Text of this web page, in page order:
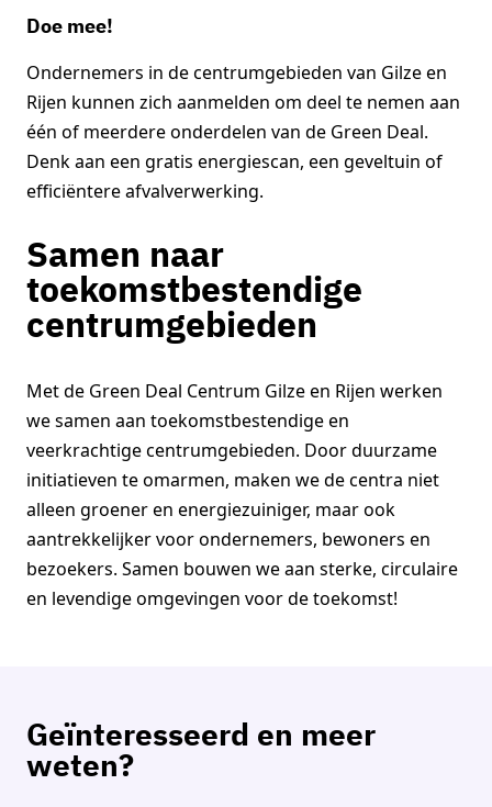
Doe mee!
Ondernemers in de centrumgebieden van Gilze en
Rijen kunnen zich aanmelden om deel te nemen aan
één of meerdere onderdelen van de Green Deal.
Denk aan een gratis energiescan, een geveltuin of
efficiëntere afvalverwerking.
Samen naar
toekomstbestendige
centrumgebieden
Met de Green Deal Centrum Gilze en Rijen werken
we samen aan toekomstbestendige en
veerkrachtige centrumgebieden. Door duurzame
initiatieven te omarmen, maken we de centra niet
alleen groener en energiezuiniger, maar ook
aantrekkelijker voor ondernemers, bewoners en
bezoekers. Samen bouwen we aan sterke, circulaire
en levendige omgevingen voor de toekomst!
Geïnteresseerd en meer
weten?